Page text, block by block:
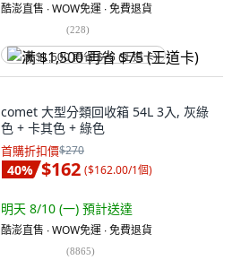
酷澎直售 ∙ WOW免運 ∙ 免費退貨
(228)
满 $1,500 再省 $75 (王道卡)
comet 大型分類回收箱 54L 3入, 灰綠
色 + 卡其色 + 綠色
首購折扣價$270
40% $162 ($162.00/1個)
明天 8/10 (一) 預計送達
酷澎直售 ∙ WOW免運 ∙ 免費退貨
(8865)